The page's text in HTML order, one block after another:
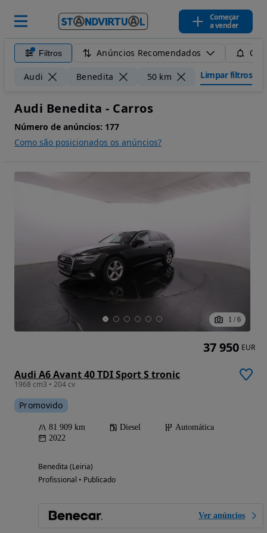
Começar
a vender
Filtros Anúncios Recomendados
Audi Benedita 50 km Limpar filtros
Audi Benedita - Carros
Número de anúncios: 177
Como são posicionados os anúncios?
1 / 6
Audi A6 Avant 40 TDI Sport S tronic
1968 cm3 • 204 cv
Promovido
81 909 km Diesel
Automática
2022
Benedita (Leiria)
Profissional • Publicado
Ver anúncios
37 950 EUR